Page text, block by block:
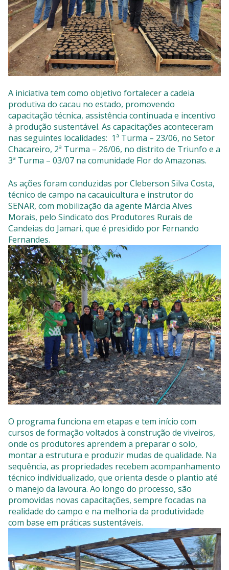
A iniciativa tem como objetivo fortalecer a cadeia
produtiva do cacau no estado, promovendo
capacitação técnica, assistência continuada e incentivo
à produção sustentável. As capacitações aconteceram
nas seguintes localidades: 1ª Turma – 23/06, no Setor
Chacareiro, 2ª Turma – 26/06, no distrito de Triunfo e a
3ª Turma – 03/07 na comunidade Flor do Amazonas.
As ações foram conduzidas por Cleberson Silva Costa,
técnico de campo na cacauicultura e instrutor do
SENAR, com mobilização da agente Márcia Alves
Morais, pelo Sindicato dos Produtores Rurais de
Candeias do Jamari, que é presidido por Fernando
Fernandes.
O programa funciona em etapas e tem início com
cursos de formação voltados à construção de viveiros,
onde os produtores aprendem a preparar o solo,
montar a estrutura e produzir mudas de qualidade. Na
sequência, as propriedades recebem acompanhamento
técnico individualizado, que orienta desde o plantio até
o manejo da lavoura. Ao longo do processo, são
promovidas novas capacitações, sempre focadas na
realidade do campo e na melhoria da produtividade
com base em práticas sustentáveis.